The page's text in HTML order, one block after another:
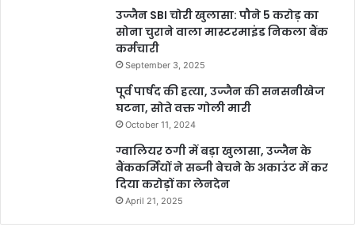
उज्जैन SBI चोरी खुलासा: पौने 5 करोड़ का
सोना चुराने वाला मास्टरमाइंड निकला बैंक
कर्मचारी
September 3, 2025
पूर्व पार्षद की हत्या, उज्जैन की सनसनीखेज
घटना, सोते वक्त गोली मारी
October 11, 2024
ग्वालियर ठगी में बड़ा खुलासा, उज्जैन के
बैंककर्मियों ने सब्जी बेचने के अकाउंट में कर
दिया करोड़ों का लेनदेन
April 21, 2025